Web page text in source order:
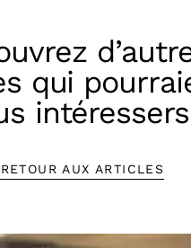
qui
intéressers
RETOUR AUX ARTICLES